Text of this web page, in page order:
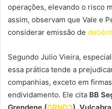
operações, elevando o risco
assim, observam que Vale e
considerar emissão de
Segundo Julio Vieira,
essa prática tende a
companhias, exceto em
endividamento. Ele cita BB